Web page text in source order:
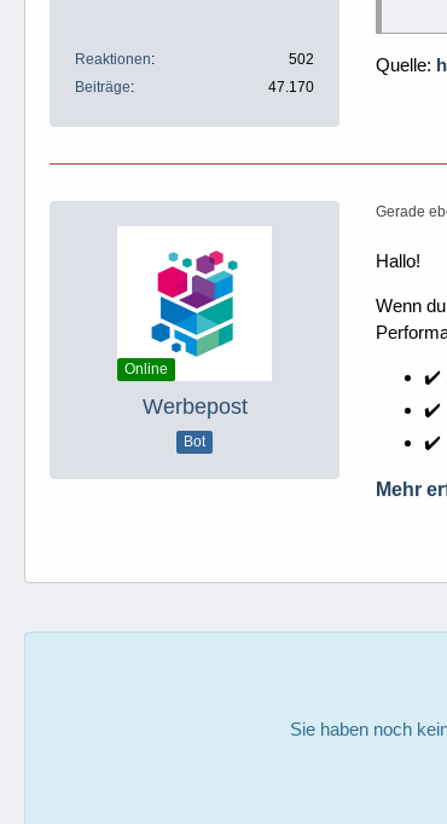
Reaktionen
502
Beiträge
47.170
Quelle:
Online
Werbepost
Bot
Gerade
Hallo!
Wenn
✔️
✔️
✔️
Mehr
Sie haben noch